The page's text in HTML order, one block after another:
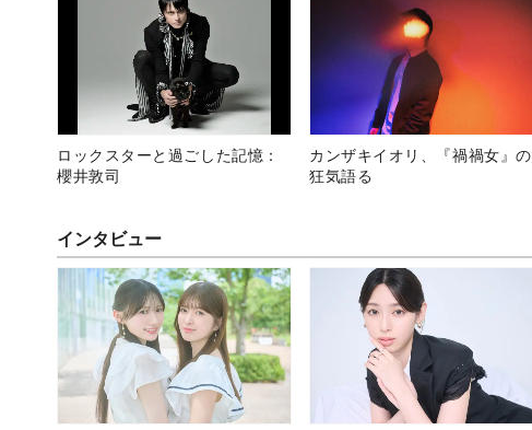
ロックスターと過ごした記憶：
櫻井敦司
カンザキイオリ、『禍禍女』の
狂気語る
インタビュー